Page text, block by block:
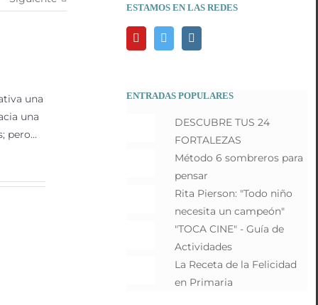
una
una
pero…
ESTAMOS EN LAS REDES
ENTRADAS POPULARES
DESCUBRE TUS 24
FORTALEZAS
Método 6 sombreros para
pensar
Rita Pierson: "Todo niño
necesita un campeón"
"TOCA CINE" - Guía de
Actividades
La Receta de la Felicidad
en Primaria